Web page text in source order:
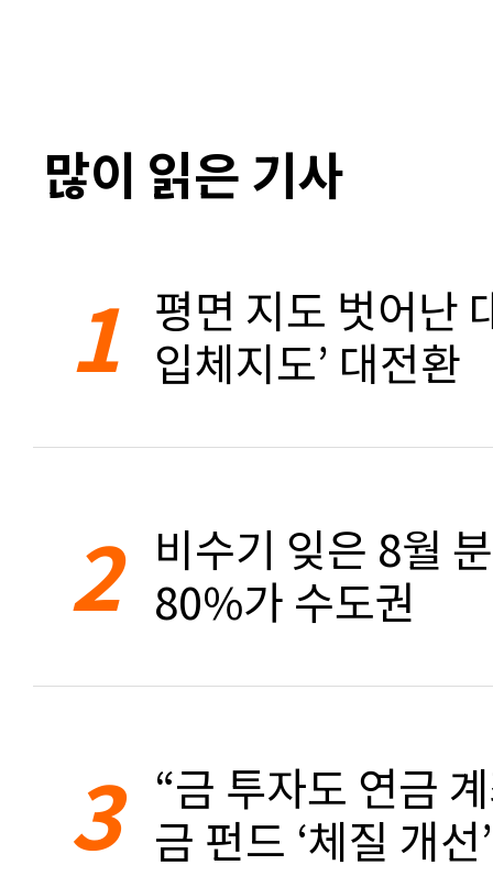
많이 읽은 기사
1 평면 지도 벗어난
입체지도’ 대전환
2 비수기 잊은 8월
80%가 수도권
3 “금 투자도 연금
금 펀드 ‘체질 개선’